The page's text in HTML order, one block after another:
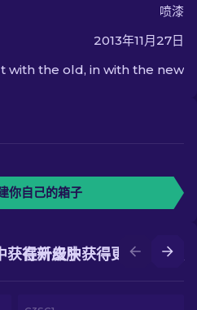
喷漆
2013年11月27日
with the old, in with the new
你自己的箱子
在升级中获得更好的皮肤
获得新皮肤